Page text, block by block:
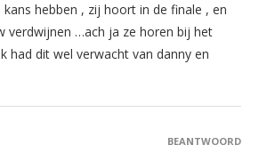
hebben , zij hoort in de finale , en
verdwijnen …ach ja ze horen bij het
had dit wel verwacht van danny en
BEANTWOORD